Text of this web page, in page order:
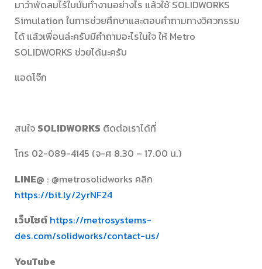
มาว่าพัดลมไร้ใบนั้นทำงานอย่างไร แล้วใช้ SOLIDWORKS
Simulation ในการช่วยศึกษาและตอบคำถามทางวิศวกรรม
ได้ แล้วเพื่อนล่ะครับมีคำถามอะไรในใจ ให้ Metro
SOLIDWORKS ช่วยได้นะครับ
แอดโจ๊ก
สนใจ SOLIDWORKS ติดต่อเราได้ที่
โทร 02-089-4145 (จ-ศ 8.30 – 17.00 น.)
LINE@ : @metrosolidworks คลิก
https://bit.ly/2yrNF24
เว็บไซต์ https://metrosystems-
des.com/solidworks/contact-us/
YouTube